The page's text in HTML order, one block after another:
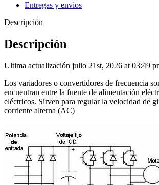
Entregas y envios
Descripción
Descripción
Ultima actualización julio 21st, 2026 at 03:49
Los variadores o convertidores de frecuencia
encuentran entre la fuente de alimentación
eléctricos. Sirven para regular la velocidad de
corriente alterna (AC)